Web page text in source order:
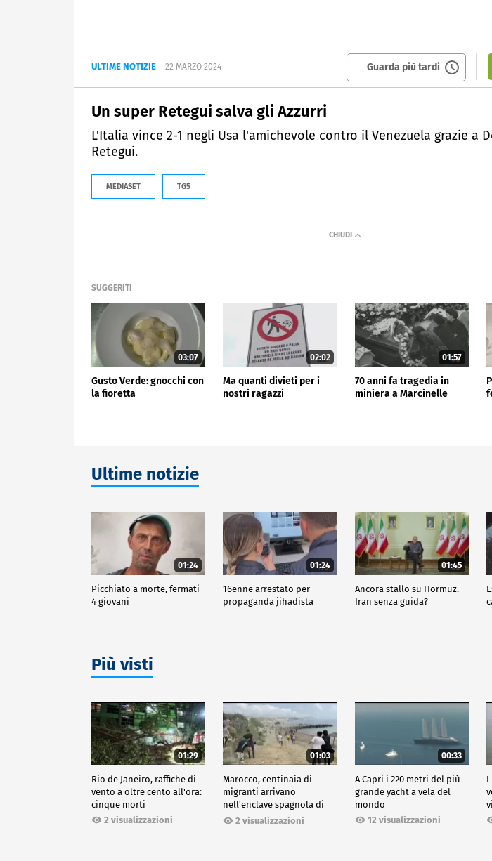
ULTIME NOTIZIE 22 MARZO 2024 Guarda più tardi
Un super Retegui salva gli Azzurri
L'Italia vince 2-1 negli Usa l'amichevole contro il Venezuela grazie a
Retegui.
MEDIASET TG5
SUGGERITI
03:07
Gusto Verde: gnocchi con
la fioretta
02:02
Ma quanti divieti per i
nostri ragazzi
01:57
70 anni fa tragedia in
miniera a Marcinelle
Ultime notizie
01:24
Picchiato a morte, fermati
4 giovani
01:24
16enne arrestato per
propaganda jihadista
01:45
Ancora stallo su Hormuz.
Iran senza guida?
Più visti
01:29
Rio de Janeiro, raffiche di
vento a oltre cento all'ora:
cinque morti
2 visualizzazioni
01:03
Marocco, centinaia di
migranti arrivano
nell'enclave spagnola di
Ceuta2 visualizzazioni
00:33
A Capri i 220 metri del più
grande yacht a vela del
mondo
12 visualizzazioni
I